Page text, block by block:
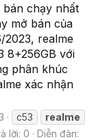
chạy nhất
mở bán của
2023, realme
8+256GB với
phân khúc
xác nhận
c53
realme
lời: 0
Diễn đàn: